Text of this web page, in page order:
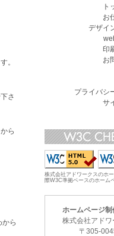
。
さ
ら
ら
ト
お
デザイ
印
お
プライバシ
サ
株式会社アドワークスのホ
際W3C準拠ベースのホーム
ホームページ制
株式会社アドワ
〒 305-